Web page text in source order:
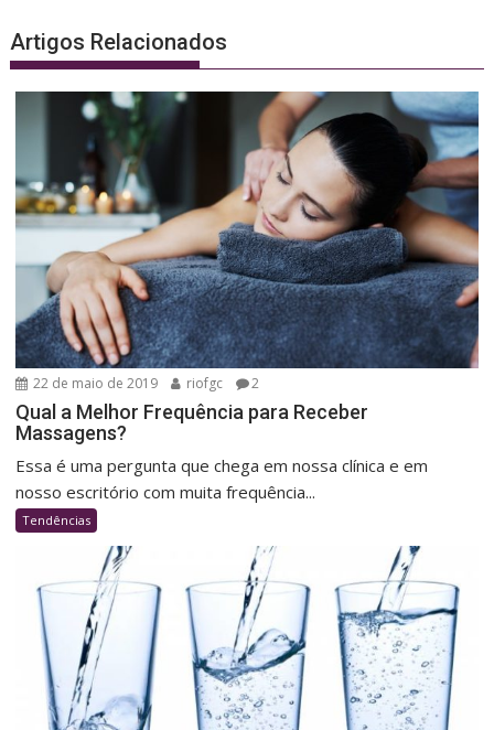
Artigos Relacionados
22 de maio de 2019 riofgc 2
Qual a Melhor Frequência para Receber
Massagens?
Essa é uma pergunta que chega em nossa clínica e em
nosso escritório com muita frequência...
Tendências